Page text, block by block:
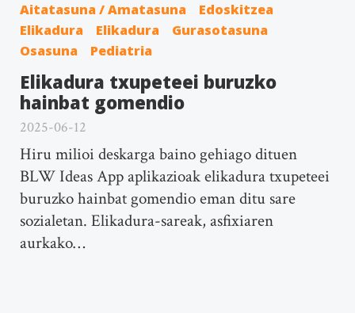
Aitatasuna / Amatasuna
Edoskitzea
Elikadura
Elikadura
Gurasotasuna
Osasuna
Pediatria
Elikadura txupeteei buruzko
hainbat gomendio
2025-06-12
Hiru milioi deskarga baino gehiago dituen
BLW Ideas App aplikazioak elikadura txupeteei
buruzko hainbat gomendio eman ditu sare
sozialetan. Elikadura-sareak, asfixiaren
aurkako…